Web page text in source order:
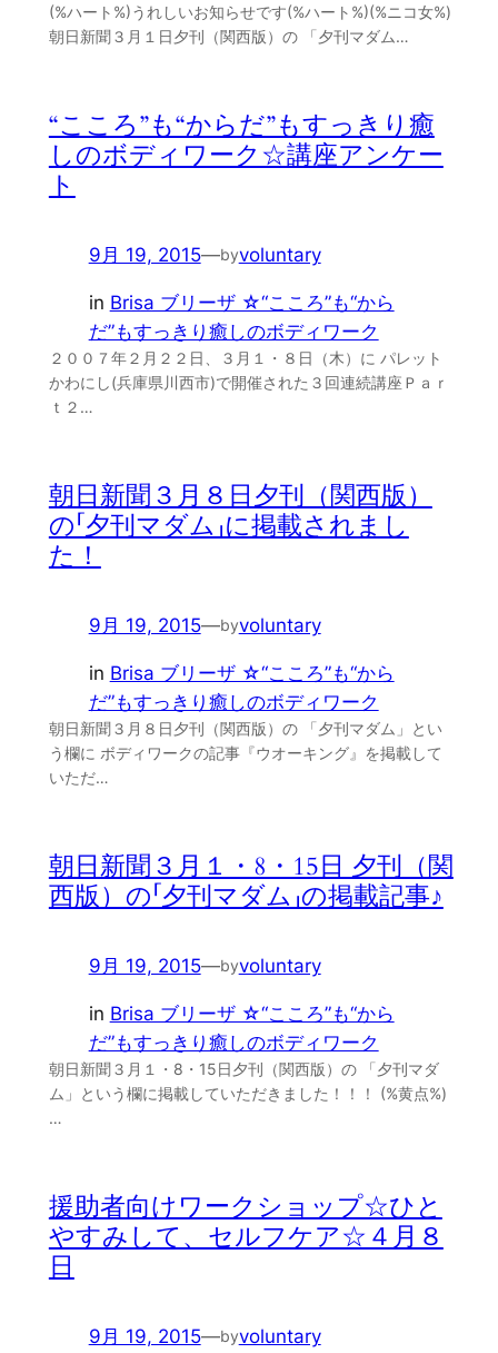
(%ハート%)うれしいお知らせです(%ハート%)(%ニコ女%)
朝日新聞３月１日夕刊（関西版）の 「夕刊マダム…
“こころ”も“からだ”もすっきり癒
しのボディワーク☆講座アンケー
ト
9月 19, 2015—byvoluntary
in Brisa ブリーザ ☆“こころ”も“から
だ”もすっきり癒しのボディワーク
２００７年２月２２日、３月１・８日（木）に パレット
かわにし(兵庫県川西市)で開催された３回連続講座Ｐａｒ
ｔ２…
朝日新聞３月８日夕刊（関西版）
の「夕刊マダム」に掲載されまし
た！
9月 19, 2015—byvoluntary
in Brisa ブリーザ ☆“こころ”も“から
だ”もすっきり癒しのボディワーク
朝日新聞３月８日夕刊（関西版）の 「夕刊マダム」とい
う欄に ボディワークの記事『ウオーキング』を掲載して
いただ…
朝日新聞３月１・8・15日 夕刊（関
西版）の「夕刊マダム」の掲載記事♪
9月 19, 2015—byvoluntary
in Brisa ブリーザ ☆“こころ”も“から
だ”もすっきり癒しのボディワーク
朝日新聞３月１・8・15日夕刊（関西版）の 「夕刊マダ
ム」という欄に掲載していただきました！！！ (%黄点%)
…
援助者向けワークショップ☆ひと
やすみして、セルフケア☆４月８
日
9月 19, 2015—byvoluntary